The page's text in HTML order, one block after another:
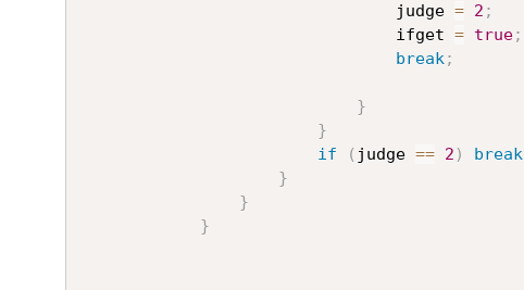
								judge
= 2 ;
								ifget
= true;
break;
}
}
if
( judge == 2 ) break
}
}
}